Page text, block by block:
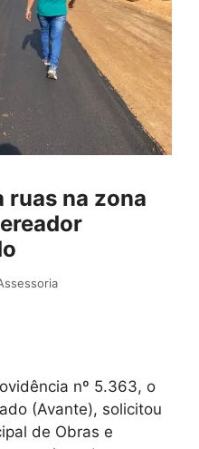
ruas na zona
nº 5.363, o
(Avante), solicitou
de Obras e